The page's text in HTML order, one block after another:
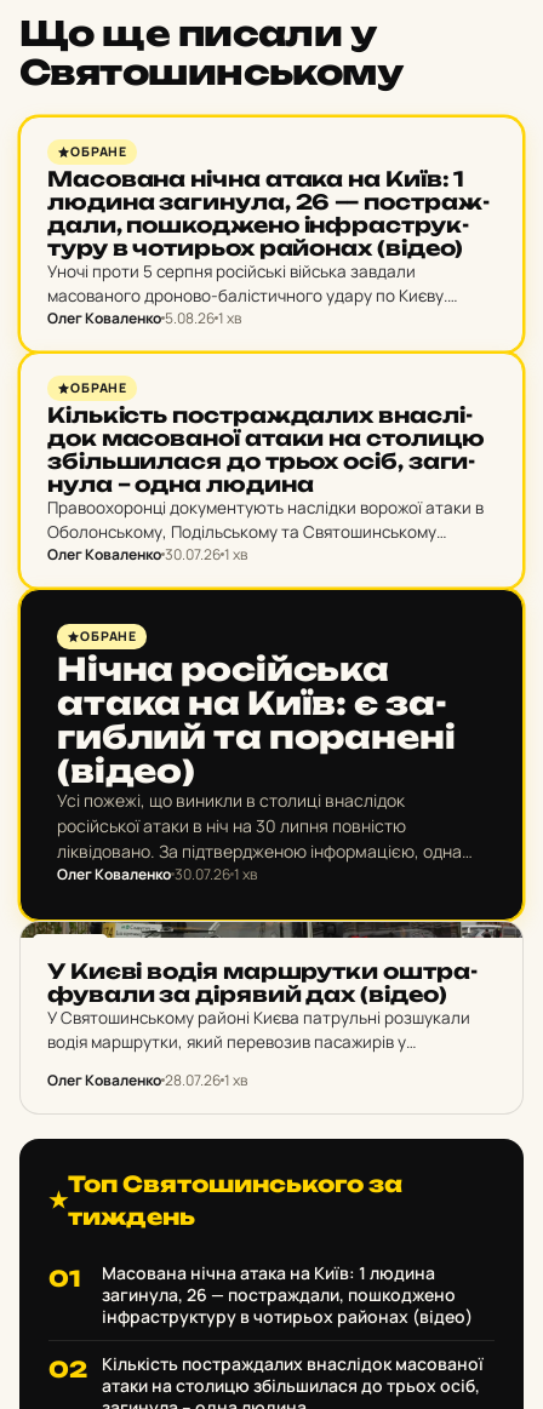
Що ще писали у
Святошинському
НОВИНИ
ОБРАНЕ
Ма­со­ва­на нічна атака на Київ: 1
людина за­ги­ну­ла, 26 — пос­траж­
да­ли, пош­ко­дже­но ін­фрас­трук­
ту­ру в чо­тирь­ох ра­йо­нах (відео)
Уночі проти 5 серпня російські війська завдали
масованого дроново-балістичного удару по Києву.
Унаслідок ворожої атаки виникли руйнування та пожежі
…
Олег Коваленко5.08.261 хв
НОВИНИ
ОБРАНЕ
Кіль­кість пос­траж­да­лих внас­лі­
док ма­со­ва­ної атаки на сто­ли­цю
збіль­ши­ла­ся до трьох осіб, за­ги­
ну­ла – одна людина
Правоохоронці документують наслідки ворожої атаки в
Оболонському, Подільському та Святошинському
районах Києва.
Олег Коваленко30.07.261 хв
ОБРАНЕ
Нічна ро­сій­ська
атака на Київ: є за­
гиб­лий та по­ра­не­ні
(відео)
Усі пожежі, що виникли в столиці внаслідок
російської атаки в ніч на 30 липня повністю
ліквідовано. За підтвердженою інформацією, одна
людина загинула, ще двоє дістали поранень.
Олег Коваленко30.07.261 хв
У Києві водія мар­шрут­ки ош­тра­
фу­ва­ли за ді­ря­вий дах (відео)
У Святошинському районі Києва патрульні розшукали
водія маршрутки, який перевозив пасажирів у
затікала прямо в салон на голови людей.
Олег Коваленко28.07.261 хв
★
Топ Святошинського за
тиждень
Масована нічна атака на Київ: 1 людина
загинула, 26 — постраждали, пошкоджено
інфраструктуру в чотирьох районах (відео)
Кількість постраждалих внаслідок масованої
атаки на столицю збільшилася до трьох осіб,